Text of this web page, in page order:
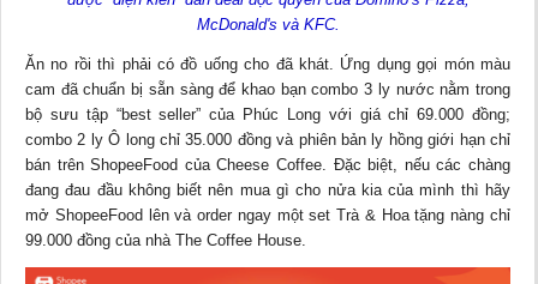
McDonald's và KFC.
Ăn no rồi thì phải có đồ uống cho đã khát. Ứng dụng gọi món màu
cam đã chuẩn bị sẵn sàng để khao bạn combo 3 ly nước nằm trong
bộ sưu tập “best seller” của Phúc Long với giá chỉ 69.000 đồng;
combo 2 ly Ô long chỉ 35.000 đồng và phiên bản ly hồng giới hạn chỉ
bán trên ShopeeFood của Cheese Coffee. Đặc biệt, nếu các chàng
đang đau đầu không biết nên mua gì cho nửa kia của mình thì hãy
mở ShopeeFood lên và order ngay một set Trà & Hoa tặng nàng chỉ
99.000 đồng của nhà The Coffee House.